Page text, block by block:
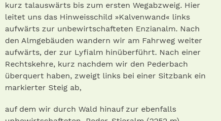
kurz talauswärts bis zum ersten Wegabzweig. Hier
leitet uns das Hinweisschild »Kalvenwand« links
aufwärts zur unbewirtschafteten Enzianalm. Nach
den Almgebäuden wandern wir am Fahrweg weiter
aufwärts, der zur Lyfialm hinüberführt. Nach einer
Rechtskehre, kurz nachdem wir den Pederbach
überquert haben, zweigt links bei einer Sitzbank ein
markierter Steig ab,
auf dem wir durch Wald hinauf zur ebenfalls